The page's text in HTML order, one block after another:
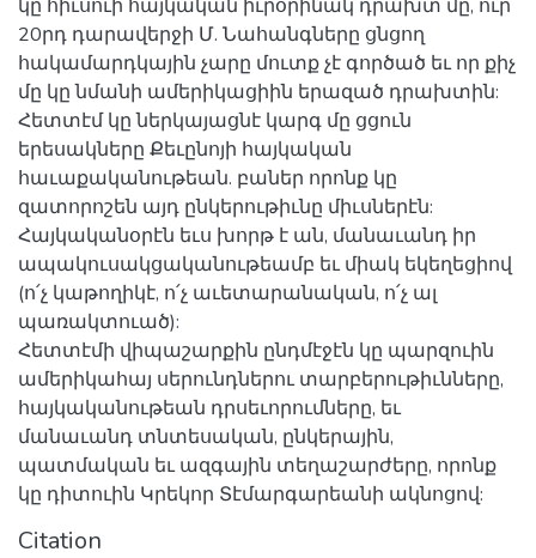
կը հիւսուի հայկական իւրօրինակ դրախտ մը, ուր
20րդ դարավերջի Մ. Նահանգները ցնցող
հակամարդկային չարը մուտք չէ գործած եւ որ քիչ
մը կը նմանի ամերիկացիին երազած դրախտին:
Հետտէմ կը ներկայացնէ կարգ մը ցցուն
երեսակները Քեւընոյի հայկական
հաւաքականութեան. բաներ որոնք կը
զատորոշեն այդ ընկերութիւնը միւսներէն:
Հայկականօրէն եւս խորթ է ան, մանաւանդ իր
ապակուսակցականութեամբ եւ միակ եկեղեցիով
(ո՛չ կաթողիկէ, ո՛չ աւետարանական, ո՛չ ալ
պառակտուած):
Հետտէմի վիպաշարքին ընդմէջէն կը պարզուին
ամերիկահայ սերունդներու տարբերութիւնները,
հայկականութեան դրսեւորումները, եւ
մանաւանդ տնտեսական, ընկերային,
պատմական եւ ազգային տեղաշարժերը, որոնք
կը դիտուին Կրեկոր Տէմարգարեանի ակնոցով:
Citation